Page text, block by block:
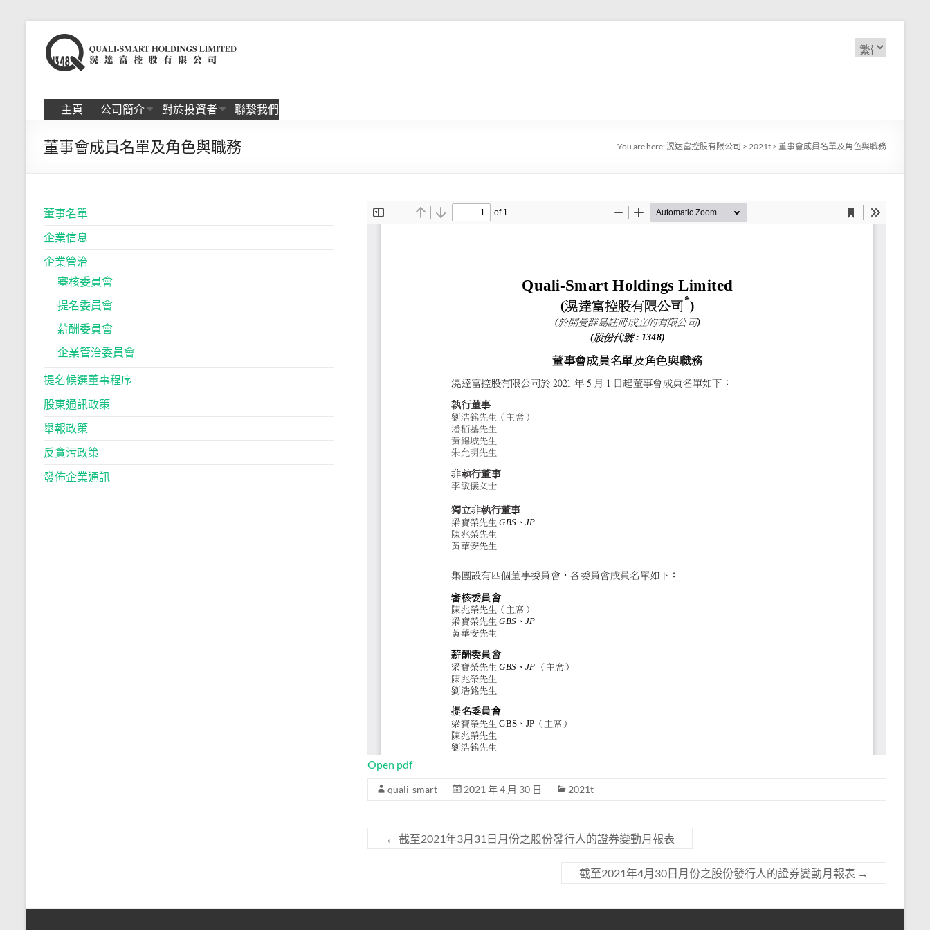
content
滉
达
富
控
股
限
公
司
Choose
a
主頁 公司簡介 對於投資者 聯繫我們
董事會成員名單及角色與職務 You are here: 滉达富控股有限公司 > 2021t > 董事會成員名單及角色與職務
Open pdf
quali-smart 2021 年 4 月 30 日 2021t
← 截至2021年3月31日月份之股份發行人的證券變動月報表
截至2021年4月30日月份之股份發行人的證券變動月報表 →
董事名單
企業信息
企業管治
審核委員會
提名委員會
薪酬委員會
企業管治委員會
提名候選董事程序
股東通訊政策
舉報政策
反貪污政策
發佈企業通訊